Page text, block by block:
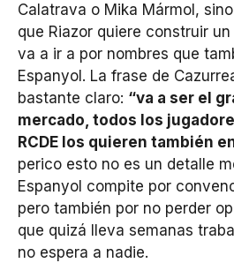
Calatrava o Mika Mármol,
que Riazor quiere construir
va a ir a por nombres que
Espanyol. La frase de
bastante claro: “va a ser el
mercado, todos los
RCDE los quieren también
perico esto no es un detalle
Espanyol compite por
pero también por no perder
que quizá lleva semanas
no espera a nadie.